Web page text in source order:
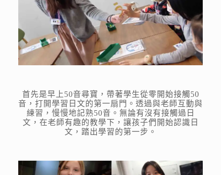
首先是早上50音尋寶，帶著學生從零開始接觸50
音，打開學習日文的第一扇門。透過與老師互動與
練習，慢慢地記熟50音。無論有沒有接觸過日
文，在老師有趣的教學下，讓孩子們開始認識日
文，踏出學習的第一步。